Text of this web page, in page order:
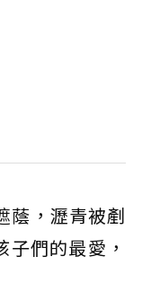
蔭，瀝青被剷
們的最愛，